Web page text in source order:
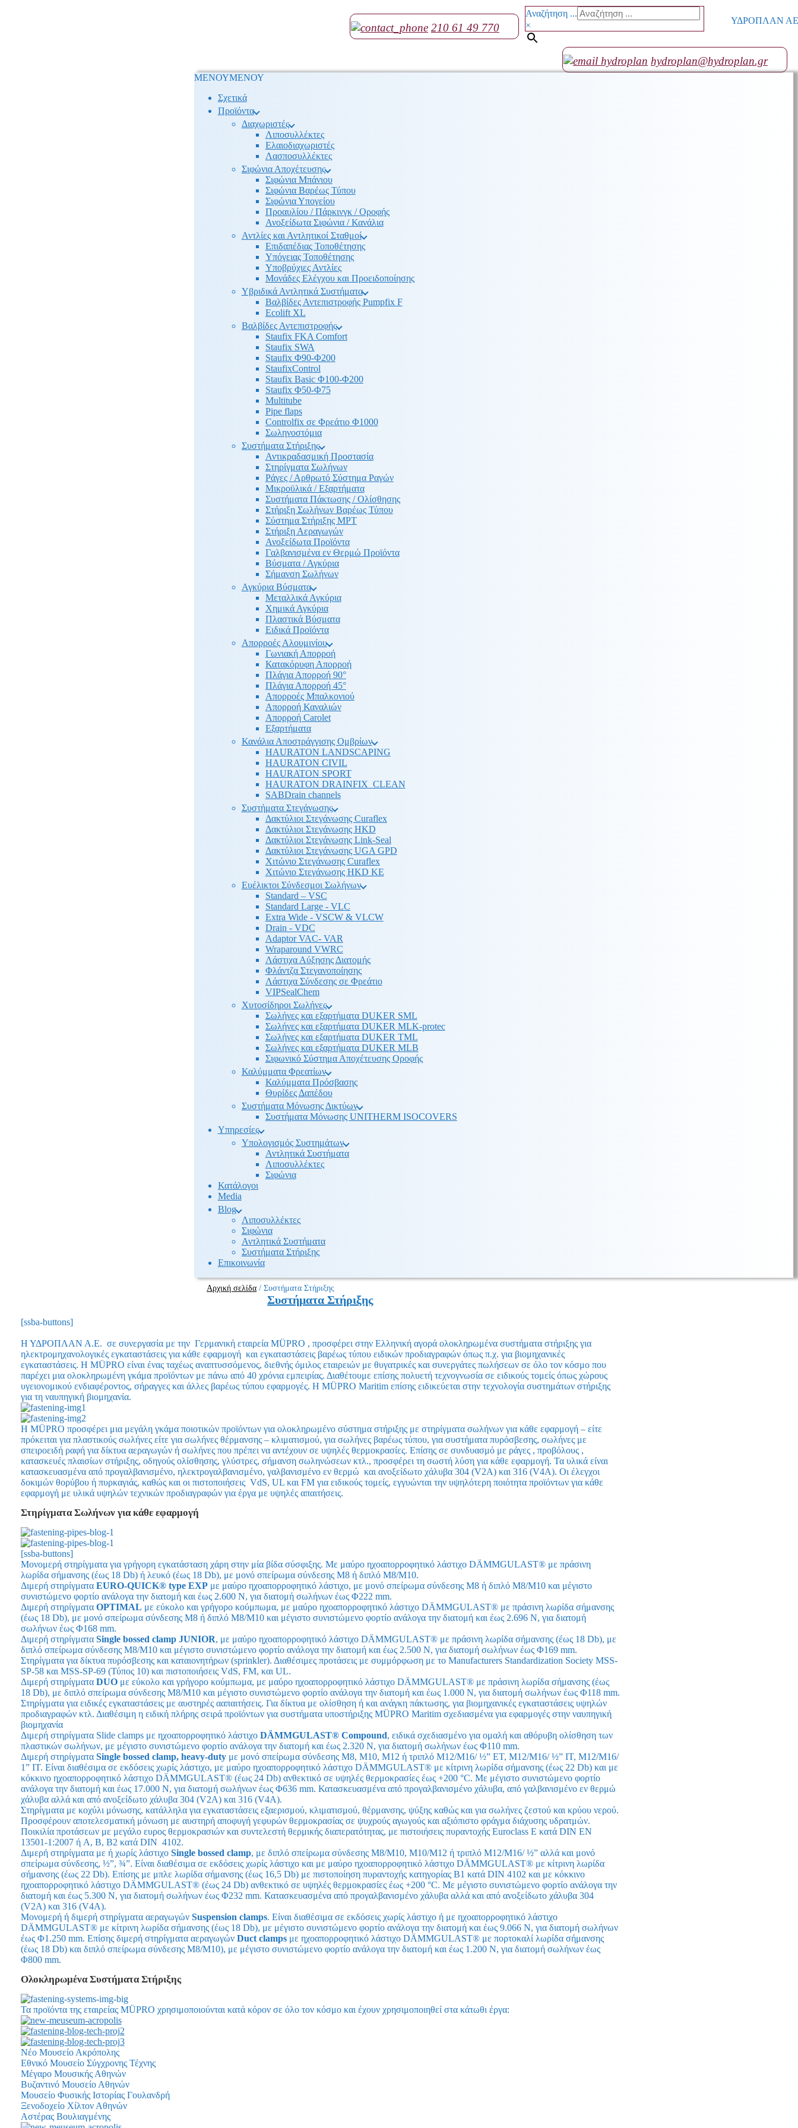
ΥΔΡΟΠΛΑΝ ΑΕ
Αναζήτηση ...
×
210 61 49 770
hydroplan@hydroplan.gr
ΜΕΝΟΥΜΕΝΟΥ
Σχετικά
Προϊόντα
Διαχωριστές
Λιποσυλλέκτες
Ελαιοδιαχωριστές
Λασποσυλλέκτες
Σιφώνια Αποχέτευσης
Σιφώνια Μπάνιου
Σιφώνια Βαρέως Τύπου
Σιφώνια Υπογείου
Προαυλίου / Πάρκινγκ / Οροφής
Ανοξείδωτα Σιφώνια / Κανάλια
Αντλίες και Αντλητικοί Σταθμοί
Επιδαπέδιας Τοποθέτησης
Υπόγειας Τοποθέτησης
Υποβρύχιες Αντλίες
Μονάδες Ελέγχου και Προειδοποίησης
Υβριδικά Αντλητικά Συστήματα
Βαλβίδες Αντεπιστροφής Pumpfix F
Ecolift XL
Βαλβίδες Αντεπιστροφής
Staufix FKA Comfort
Staufix SWA
Staufix Φ90-Φ200
StaufixControl
Staufix Basic Φ100-Φ200
Staufix Φ50-Φ75
Multitube
Pipe flaps
Controlfix σε Φρεάτιο Φ1000
Σωληνοστόμια
Συστήματα Στήριξης
Αντικραδασμική Προστασία
Στηρίγματα Σωλήνων
Ράγες / Αρθρωτό Σύστημα Ραγών
Μικροϋλικά / Εξαρτήματα
Συστήματα Πάκτωσης / Ολίσθησης
Στήριξη Σωλήνων Βαρέως Τύπου
Σύστημα Στήριξης MPT
Στήριξη Αεραγωγών
Ανοξείδωτα Προϊόντα
Γαλβανισμένα εν Θερμώ Προϊόντα
Βύσματα / Αγκύρια
Σήμανση Σωλήνων
Αγκύρια Βύσματα
Μεταλλικά Αγκύρια
Χημικά Αγκύρια
Πλαστικά Βύσματα
Ειδικά Προϊόντα
Απορροές Αλουμινίου
Γωνιακή Απορροή
Κατακόρυφη Απορροή
Πλάγια Απορροή 90°
Πλάγια Απορροή 45°
Απορροές Μπαλκονιού
Απορροή Καναλιών
Απορροή Carolet
Εξαρτήματα
Κανάλια Αποστράγγισης Ομβρίων
HAURATON LANDSCAPING
HAURATON CIVIL
HAURATON SPORT
HAURATON DRAINFIX_CLEAN
SABDrain channels
Συστήματα Στεγάνωσης
Δακτύλιοι Στεγάνωσης Curaflex
Δακτύλιοι Στεγάνωσης HKD
Δακτύλιοι Στεγάνωσης Link-Seal
Δακτύλιοι Στεγάνωσης UGA GPD
Χιτώνιο Στεγάνωσης Curaflex
Χιτώνιο Στεγάνωσης HKD KE
Ευέλικτοι Σύνδεσμοι Σωλήνων
Standard – VSC
Standard Large - VLC
Extra Wide - VSCW & VLCW
Drain - VDC
Adaptor VAC- VAR
Wraparound VWRC
Λάστιχα Αύξησης Διατομής
Φλάντζα Στεγανοποίησης
Λάστιχα Σύνδεσης σε Φρεάτιο
VIPSealChem
Χυτοσίδηροι Σωλήνες
Σωλήνες και εξαρτήματα DUKER SML
Σωλήνες και εξαρτήματα DUKER MLK-protec
Σωλήνες και εξαρτήματα DUKER TML
Σωλήνες και εξαρτήματα DUKER MLB
Σιφωνικό Σύστημα Αποχέτευσης Οροφής
Καλύμματα Φρεατίων
Καλύμματα Πρόσβασης
Θυρίδες Δαπέδου
Συστήματα Μόνωσης Δικτύων
Συστήματα Μόνωσης UNITHERM ISOCOVERS
Υπηρεσίες
Υπολογισμός Συστημάτων
Αντλητικά Συστήματα
Λιποσυλλέκτες
Σιφώνια
Κατάλογοι
Media
Βlog
Λιποσυλλέκτες
Σιφώνια
Αντλητικά Συστήματα
Συστήματα Στήριξης
Επικοινωνία
Αρχική σελίδα /Συστήματα Στήριξης
Συστήματα Στήριξης
[ssba-buttons]
Η ΥΔΡΟΠΛΑΝ Α.Ε. σε συνεργασία με την Γερμανική εταιρεία MÜPRO , προσφέρει στην Ελληνική αγορά ολοκληρωμένα συστήματα στήριξης για
ηλεκτρομηχανολογικές εγκαταστάσεις για κάθε εφαρμογή και εγκαταστάσεις βαρέως τύπου ειδικών προδιαγραφών όπως π.χ. για βιομηχανικές
εγκαταστάσεις. Η MÜPRO είναι ένας ταχέως αναπτυσσόμενος, διεθνής όμιλος εταιρειών με θυγατρικές και συνεργάτες πωλήσεων σε όλο τον κόσμο που
παρέχει μια ολοκληρωμένη γκάμα προϊόντων με πάνω από 40 χρόνια εμπειρίας. Διαθέτουμε επίσης πολυετή τεχνογνωσία σε ειδικούς τομείς όπως χώρους
υγειονομικού ενδιαφέροντος, σήραγγες και άλλες βαρέως τύπου εφαρμογές. Η MÜPRO Maritim επίσης ειδικεύεται στην τεχνολογία συστημάτων στήριξης
για τη ναυπηγική βιομηχανία.
Η MÜPRO προσφέρει μια μεγάλη γκάμα ποιοτικών προϊόντων για ολοκληρωμένο σύστημα στήριξης με στηρίγματα σωλήνων για κάθε εφαρμογή – είτε
πρόκειται για πλαστικούς σωλήνες είτε για σωλήνες θέρμανσης – κλιματισμού, για σωλήνες βαρέως τύπου, για συστήματα πυρόσβεσης, σωλήνες με
σπειροειδή ραφή για δίκτυα αεραγωγών ή σωλήνες που πρέπει να αντέχουν σε υψηλές θερμοκρασίες. Επίσης σε συνδυασμό με ράγες , προβόλους ,
κατασκευές πλαισίων στήριξης, οδηγούς ολίσθησης, γλύστρες, σήμανση σωληνώσεων κτλ., προσφέρει τη σωστή λύση για κάθε εφαρμογή. Τα υλικά είναι
κατασκευασμένα από προγαλβανισμένο, ηλεκτρογαλβανισμένο, γαλβανισμένο εν θερμώ και ανοξείδωτο χάλυβα 304 (V2A) και 316 (V4A). Οι έλεγχοι
δοκιμών θορύβου ή πυρκαγιάς, καθώς και οι πιστοποιήσεις VdS, UL και FM για ειδικούς τομείς, εγγυώνται την υψηλότερη ποιότητα προϊόντων για κάθε
εφαρμογή με υλικά υψηλών τεχνικών προδιαγραφών για έργα με υψηλές απαιτήσεις.
Στηρίγματα Σωλήνων για κάθε εφαρμογή
[ssba-buttons]
Μονομερή στηρίγματα για γρήγορη εγκατάσταση χάρη στην μία βίδα σύσφιξης. Με μαύρο ηχοαπορροφητικό λάστιχο DÄMMGULAST® με πράσινη
λωρίδα σήμανσης (έως 18 Db) ή λευκό (έως 18 Db), με μονό σπείρωμα σύνδεσης Μ8 ή διπλό Μ8/Μ10.
Διμερή στηρίγματα EURO-QUICK® type EXPμε μαύρο ηχοαπορροφητικό λάστιχο, με μονό σπείρωμα σύνδεσης Μ8 ή διπλό Μ8/Μ10 και μέγιστο
συνιστώμενο φορτίο ανάλογα την διατομή και έως 2.600 N, για διατομή σωλήνων έως Φ222 mm.
Διμερή στηρίγματα OPTIMAL με εύκολο και γρήγορο κούμπωμα, με μαύρο ηχοαπορροφητικό λάστιχο DÄMMGULAST® με πράσινη λωρίδα σήμανσης
(έως 18 Db), με μονό σπείρωμα σύνδεσης Μ8 ή διπλό Μ8/Μ10 και μέγιστο συνιστώμενο φορτίο ανάλογα την διατομή και έως 2.696 N, για διατομή
σωλήνων έως Φ168 mm.
Διμερή στηρίγματα Single bossed clamp JUNIOR, με μαύρο ηχοαπορροφητικό λάστιχο DÄMMGULAST® με πράσινη λωρίδα σήμανσης (έως 18 Db), με
διπλό σπείρωμα σύνδεσης Μ8/Μ10 και μέγιστο συνιστώμενο φορτίο ανάλογα την διατομή και έως 2.500 N, για διατομή σωλήνων έως Φ169 mm.
Στηρίγματα για δίκτυα πυρόσβεσης και καταιονητήρων (sprinkler). Διαθέσιμες προτάσεις με συμμόρφωση με το Manufacturers Standardization Society MSS-
SP-58 και MSS-SP-69 (Τύπος 10) και πιστοποιήσεις VdS, FM, και UL.
Διμερή στηρίγματα DUO με εύκολο και γρήγορο κούμπωμα, με μαύρο ηχοαπορροφητικό λάστιχο DÄMMGULAST® με πράσινη λωρίδα σήμανσης (έως
18 Db), με διπλό σπείρωμα σύνδεσης Μ8/Μ10 και μέγιστο συνιστώμενο φορτίο ανάλογα την διατομή και έως 1.000 N, για διατομή σωλήνων έως Φ118 mm.
Στηρίγματα για ειδικές εγκαταστάσεις με αυστηρές ααπαιτήσεις. Για δίκτυα με ολίσθηση ή και ανάγκη πάκτωσης, για βιομηχανικές εγκαταστάσεις υψηλών
προδιαγραφών κτλ. Διαθέσιμη η ειδική πλήρης σειρά προϊόντων για συστήματα υποστήριξης MÜPRO Maritim σχεδιασμένα για εφαρμογές στην ναυπηγική
βιομηχανία
Διμερή στηρίγματα Slide clamps με ηχοαπορροφητικό λάστιχο DÄMMGULAST® Compound, ειδικά σχεδιασμένο για ομαλή και αθόρυβη ολίσθηση των
πλαστικών σωλήνων, με μέγιστο συνιστώμενο φορτίο ανάλογα την διατομή και έως 2.320 N, για διατομή σωλήνων έως Φ110 mm.
Διμερή στηρίγματα Single bossed clamp, heavy-dutyμε μονό σπείρωμα σύνδεσης Μ8, Μ10, Μ12 ή τριπλό Μ12/Μ16/ ½” ET, Μ12/Μ16/ ½” IT, Μ12/Μ16/
1” IT. Είναι διαθέσιμα σε εκδόσεις χωρίς λάστιχο, με μαύρο ηχοαπορροφητικό λάστιχο DÄMMGULAST® με κίτρινη λωρίδα σήμανσης (έως 22 Db) και με
κόκκινο ηχοαπορροφητικό λάστιχο DÄMMGULAST® (έως 24 Db) ανθεκτικό σε υψηλές θερμοκρασίες έως +200 °C. Με μέγιστο συνιστώμενο φορτίο
ανάλογα την διατομή και έως 17.000 N, για διατομή σωλήνων έως Φ636 mm. Κατασκευασμένα από προγαλβανισμένο χάλυβα, από γαλβανισμένο εν θερμώ
χάλυβα αλλά και από ανοξείδωτο χάλυβα 304 (V2A) και 316 (V4A).
Στηρίγματα με κοχύλι μόνωσης, κατάλληλα για εγκαταστάσεις εξαερισμού, κλιματισμού, θέρμανσης, ψύξης καθώς και για σωλήνες ζεστού και κρύου νερού.
Προσφέρουν αποτελεσματική μόνωση με αυστηρή αποφυγή γεφυρών θερμοκρασίας σε ψυχρούς αγωγούς και αξιόπιστο φράγμα διάχυσης υδρατμών.
Ποικιλία προτάσεων με μεγάλο ευρος θερμοκρασιών και συντελεστή θερμικής διαπερατότητας, με πιστοιήσεις πυραντοχής Euroclass E κατά DIN EN
13501-1:2007 ή A, B, B2 κατά DIN 4102.
Διμερή στηρίγματα με ή χωρίς λάστιχοSingle bossed clamp, με διπλό σπείρωμα σύνδεσης Μ8/Μ10, Μ10/Μ12 ή τριπλό Μ12/Μ16/ ½” αλλά και μονό
σπείρωμα σύνδεσης, ½”, ¾”. Είναι διαθέσιμα σε εκδόσεις χωρίς λάστιχο και με μαύρο ηχοαπορροφητικό λάστιχο DÄMMGULAST® με κίτρινη λωρίδα
σήμανσης (έως 22 Db). Επίσης με μπλε λωρίδα σήμανσης (έως 16,5 Db) με πιστοποίηση πυραντοχής κατηγορίας B1 κατά DIN 4102 και με κόκκινο
ηχοαπορροφητικό λάστιχο DÄMMGULAST® (έως 24 Db) ανθεκτικό σε υψηλές θερμοκρασίες έως +200 °C. Με μέγιστο συνιστώμενο φορτίο ανάλογα την
διατομή και έως 5.300 N, για διατομή σωλήνων έως Φ232 mm. Κατασκευασμένα από προγαλβανισμένο χάλυβα αλλά και από ανοξείδωτο χάλυβα 304
(V2A) και 316 (V4A).
Μονομερή ή διμερή στηρίγματα αεραγωγών Suspension clamps. Είναι διαθέσιμα σε εκδόσεις χωρίς λάστιχο ή με ηχοαπορροφητικό λάστιχο
DÄMMGULAST® με κίτρινη λωρίδα σήμανσης (έως 18 Db), με μέγιστο συνιστώμενο φορτίο ανάλογα την διατομή και έως 9.066 N, για διατομή σωλήνων
έως Φ1.250 mm. Επίσης διμερή στηρίγματα αεραγωγών Duct clampsμε ηχοαπορροφητικό λάστιχο DÄMMGULAST® με πορτοκαλί λωρίδα σήμανσης
(έως 18 Db) και διπλό σπείρωμα σύνδεσης Μ8/Μ10), με μέγιστο συνιστώμενο φορτίο ανάλογα την διατομή και έως 1.200 N, για διατομή σωλήνων έως
Φ800 mm.
Ολοκληρωμένα Συστήματα Στήριξης
Τα προϊόντα της εταιρείας MÜPRO χρησιμοποιούνται κατά κόρον σε όλο τον κόσμο και έχουν χρησιμοποιηθεί στα κάτωθι έργα:
Νέο Μουσείο Ακρόπολης
Εθνικό Μουσείο Σύγχρονης Τέχνης
Μέγαρο Μουσικής Αθηνών
Βυζαντινό Μουσείο Αθηνών
Μουσείο Φυσικής Ιστορίας Γουλανδρή
Ξενοδοχείο Χίλτον Αθηνών
Αστέρας Βουλιαγμένης